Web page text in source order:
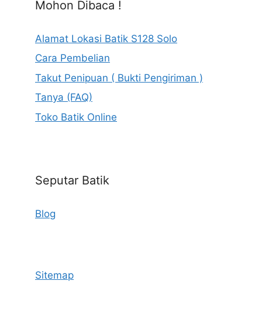
Mohon Dibaca !
Alamat Lokasi Batik S128 Solo
Cara Pembelian
Takut Penipuan ( Bukti Pengiriman )
Tanya (FAQ)
Toko Batik Online
Seputar Batik
Blog
Sitemap